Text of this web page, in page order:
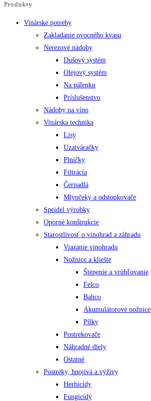
Produkty
Vinárske potreby
Zakladanie ovocného kvasu
Nerezové nádoby
Dušový systém
Olejový systém
Na pálenku
Príslušenstvo
Nádoby na víno
Vinárska technika
Lisy
Uzatváračky
Plničky
Filtrácia
Čerpadlá
Mlynčeky a odstopkovače
Speidel výrobky
Oporné konštrukcie
Starostlivosť o vinohrad a záhradu
Viazanie vinohradu
Nožnice a kliešte
Štepenie a vrúbľovanie
Felco
Bahco
Akumulátorové nožnice
Pílky
Postrekovače
Náhradné diely
Ostatné
Postreky, hnojivá a výživy
Herbicídy
Fungicídy